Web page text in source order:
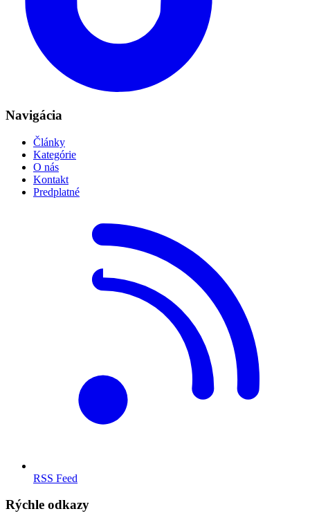
Navigácia
Články
Kategórie
O nás
Kontakt
Predplatné
RSS Feed
Rýchle odkazy